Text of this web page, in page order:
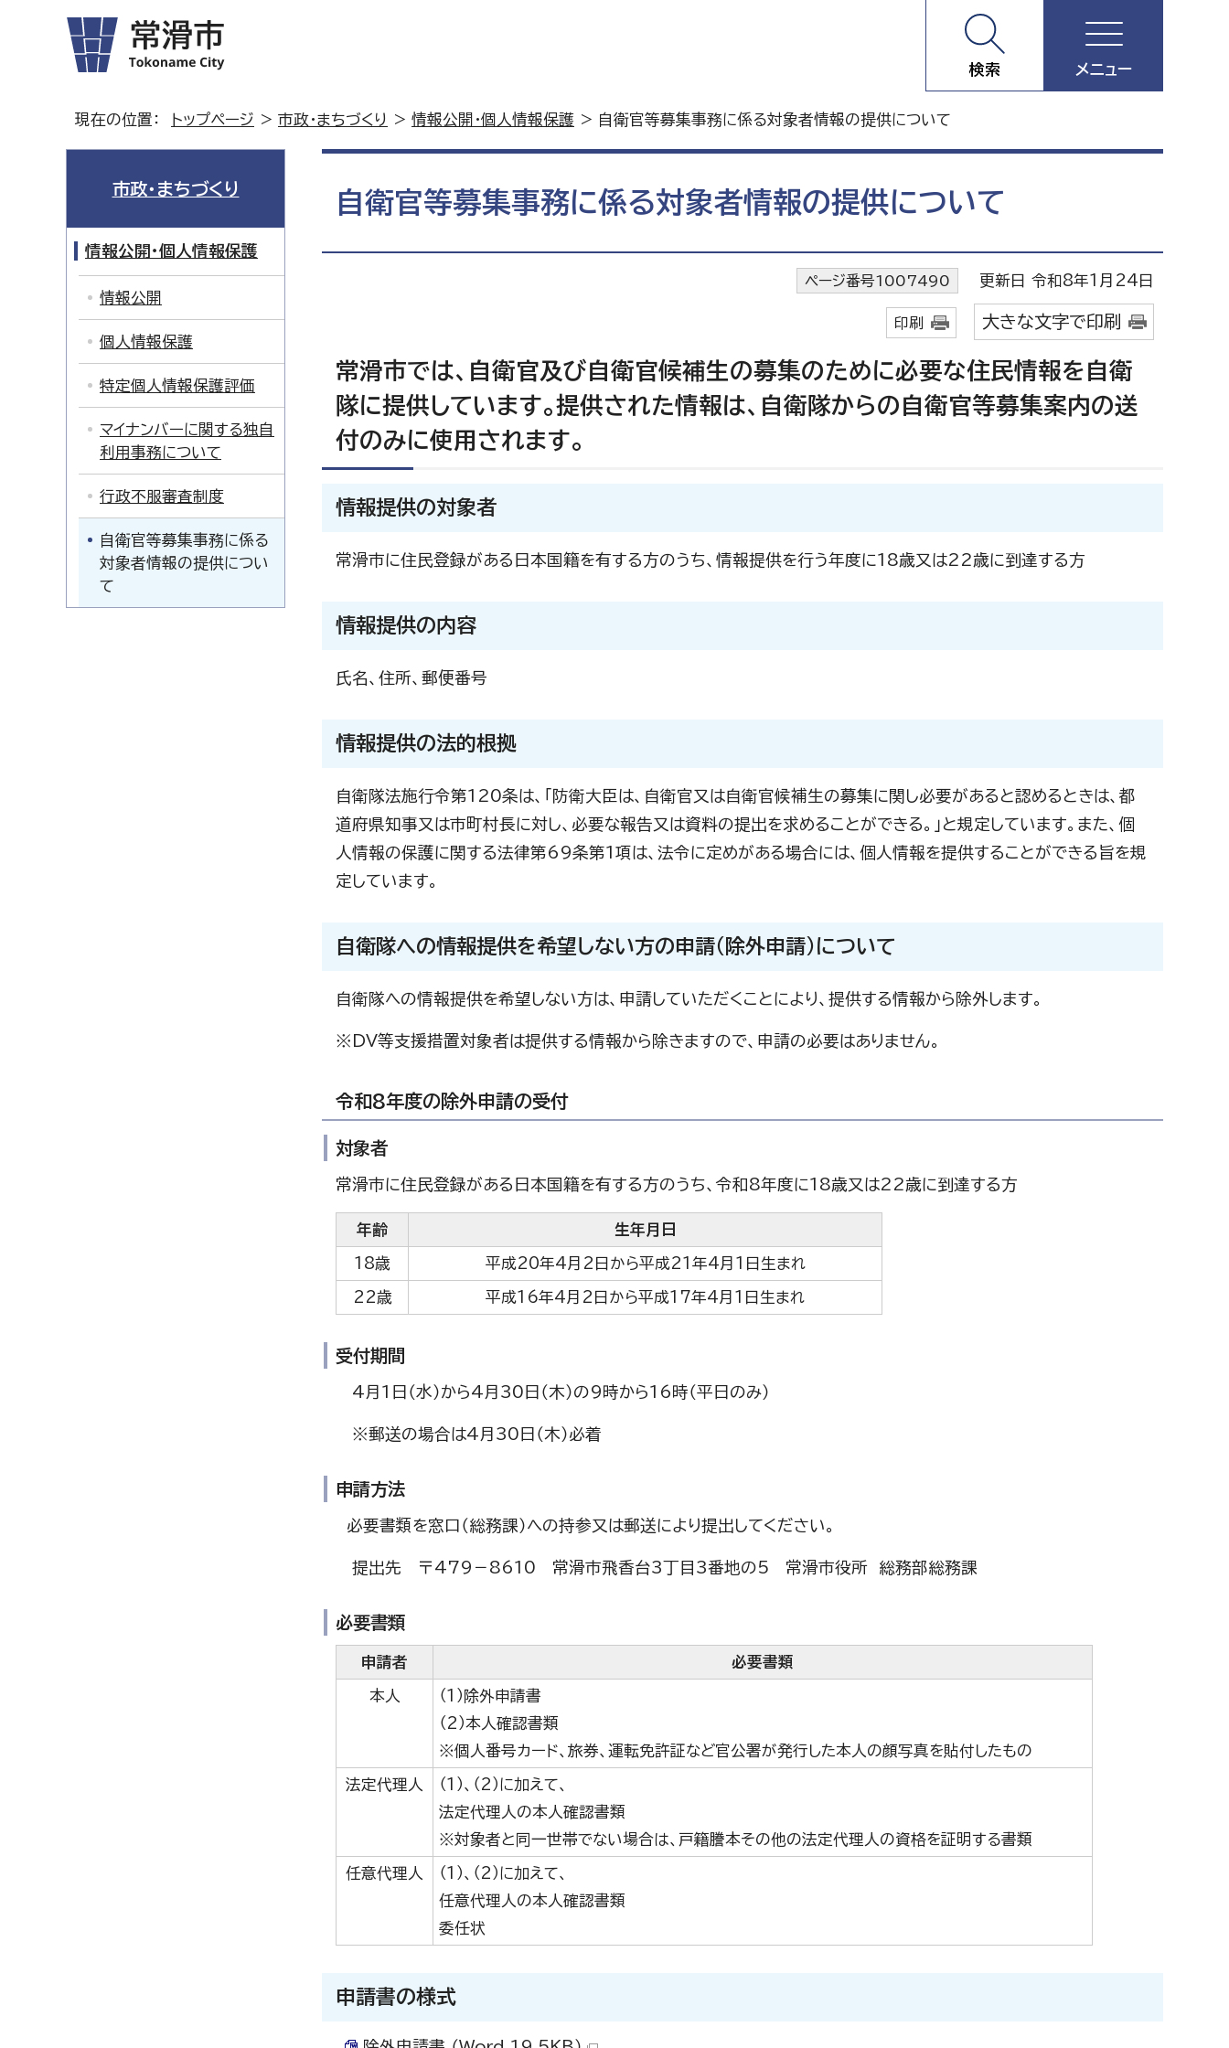
検索 メニュー
現在の位置： トップページ > 市政・まちづくり > 情報公開・個人情報保護 > 自衛官等募集事務に係る対象者情報の提供について
自衛官等募集事務に係る対象者情報の提供について
ページ番号1007490 更新日 令和8年1月24日
印刷 大きな文字で印刷
常滑市では、自衛官及び自衛官候補生の募集のために必要な住民情報を自衛
隊に提供しています。提供された情報は、自衛隊からの自衛官等募集案内の送
付のみに使用されます。
情報提供の対象者
常滑市に住民登録がある日本国籍を有する方のうち、情報提供を行う年度に18歳又は22歳に到達する方
情報提供の内容
氏名、住所、郵便番号
情報提供の法的根拠
自衛隊法施行令第120条は、「防衛大臣は、自衛官又は自衛官候補生の募集に関し必要があると認めるときは、都
道府県知事又は市町村長に対し、必要な報告又は資料の提出を求めることができる。」と規定しています。また、個
人情報の保護に関する法律第69条第1項は、法令に定めがある場合には、個人情報を提供することができる旨を規
定しています。
自衛隊への情報提供を希望しない方の申請（除外申請）について
自衛隊への情報提供を希望しない方は、申請していただくことにより、提供する情報から除外します。
※DV等支援措置対象者は提供する情報から除きますので、申請の必要はありません。
令和8年度の除外申請の受付
対象者
常滑市に住民登録がある日本国籍を有する方のうち、令和8年度に18歳又は22歳に到達する方
年齢 生年月日
18歳 平成20年4月2日から平成21年4月1日生まれ
22歳 平成16年4月2日から平成17年4月1日生まれ
受付期間
4月1日（水）から4月30日（木）の9時から16時（平日のみ）
※郵送の場合は4月30日（木）必着
申請方法
必要書類を窓口（総務課）への持参又は郵送により提出してください。
提出先 〒479－8610 常滑市飛香台3丁目3番地の5 常滑市役所 総務部総務課
必要書類
申請者 必要書類
本人
（1）除外申請書
（2）本人確認書類
※個人番号カード、旅券、運転免許証など官公署が発行した本人の顔写真を貼付したもの
法定代理人
（1）、（2）に加えて、
法定代理人の本人確認書類
※対象者と同一世帯でない場合は、戸籍謄本その他の法定代理人の資格を証明する書類
任意代理人
（1）、（2）に加えて、
任意代理人の本人確認書類
委任状
申請書の様式
市政・まちづくり
情報公開・個人情報保護
情報公開
個人情報保護
特定個人情報保護評価
マイナンバーに関する独自
利用事務について
行政不服審査制度
自衛官等募集事務に係る
対象者情報の提供につい
て